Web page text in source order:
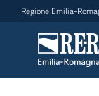
Vai al contenuto
Vai alla navigazione
Vai al footer
Regione Emilia-
e